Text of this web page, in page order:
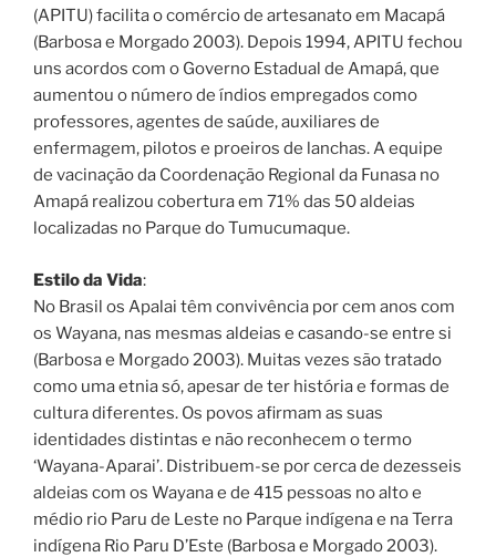
(APITU) facilita o comércio de artesanato em Macapá
(Barbosa e Morgado 2003). Depois 1994, APITU fechou
uns acordos com o Governo Estadual de Amapá, que
aumentou o número de índios empregados como
professores, agentes de saúde, auxiliares de
enfermagem, pilotos e proeiros de lanchas. A equipe
de vacinação da Coordenação Regional da Funasa no
Amapá realizou cobertura em 71% das 50 aldeias
localizadas no Parque do Tumucumaque.
Estilo da Vida:
No Brasil os Apalai têm convivência por cem anos com
os Wayana, nas mesmas aldeias e casando-se entre si
(Barbosa e Morgado 2003). Muitas vezes são tratado
como uma etnia só, apesar de ter história e formas de
cultura diferentes. Os povos afirmam as suas
identidades distintas e não reconhecem o termo
‘Wayana-Aparai’. Distribuem-se por cerca de dezesseis
aldeias com os Wayana e de 415 pessoas no alto e
médio rio Paru de Leste no Parque indígena e na Terra
indígena Rio Paru D’Este (Barbosa e Morgado 2003).